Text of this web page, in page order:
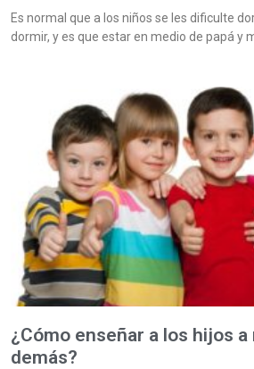
Es normal que a los niños se les dificulte
dormir, y es que estar en medio de papá y
¿Cómo enseñar a los hijos
demás?